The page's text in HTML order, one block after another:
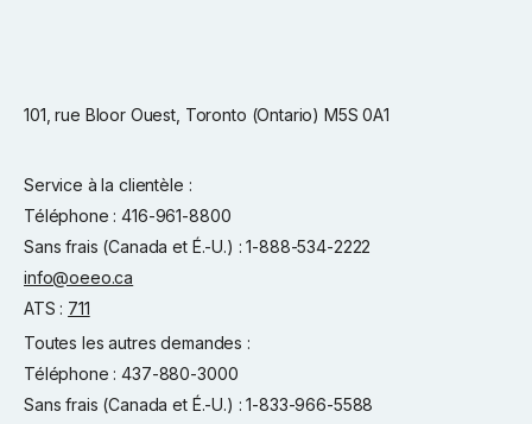
101, rue Bloor Ouest, Toronto (Ontario) M5S 0A1
Service à la clientèle :
Téléphone : 416-961-8800
Sans frais (Canada et É.-U.) : 1-888-534-2222
info@oeeo.ca
ATS : 711
Toutes les autres demandes :
Téléphone : 437-880-3000
Sans frais (Canada et É.-U.) : 1-833-966-5588